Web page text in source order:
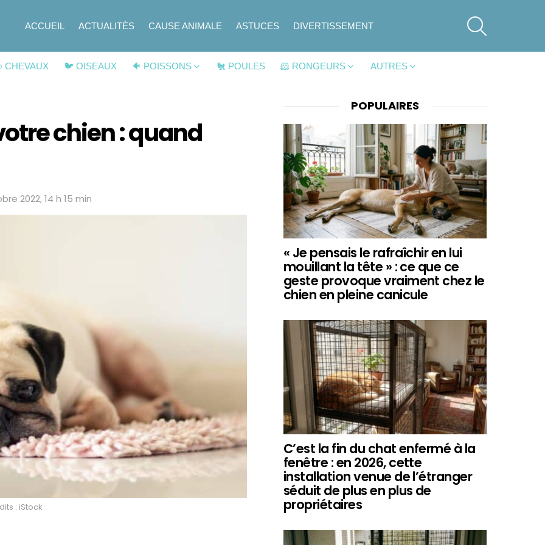
ACCUEIL ACTUALITÉS CAUSE ANIMALE ASTUCES DIVERTISSEMENT
CHEVAUX 🐦 OISEAUX 🐠 POISSONS 🐔 POULES 🐹 RONGEURS AUTRES
chien : quand
2022, 14 h 15 min
: iStock
POPULAIRES
« Je pensais le rafraîchir en lui
mouillant la tête » : ce que ce
geste provoque vraiment chez le
chien en pleine canicule
C’est la fin du chat enfermé à la
fenêtre : en 2026, cette
installation venue de l’étranger
séduit de plus en plus de
propriétaires